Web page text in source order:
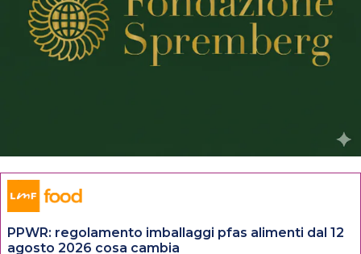
PPWR: regolamento imballaggi pfas alimenti dal 12
agosto 2026 cosa cambia